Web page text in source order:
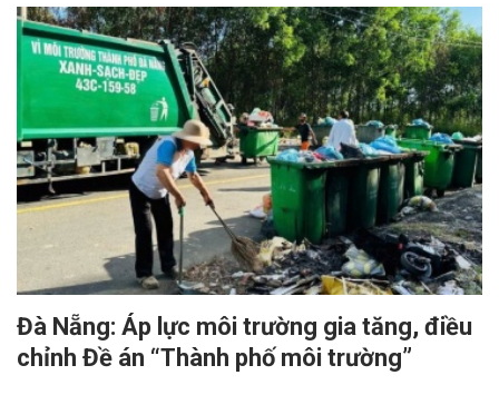
Đà Nẵng: Áp lực môi trường gia tăng, điều
chỉnh Đề án “Thành phố môi trường”